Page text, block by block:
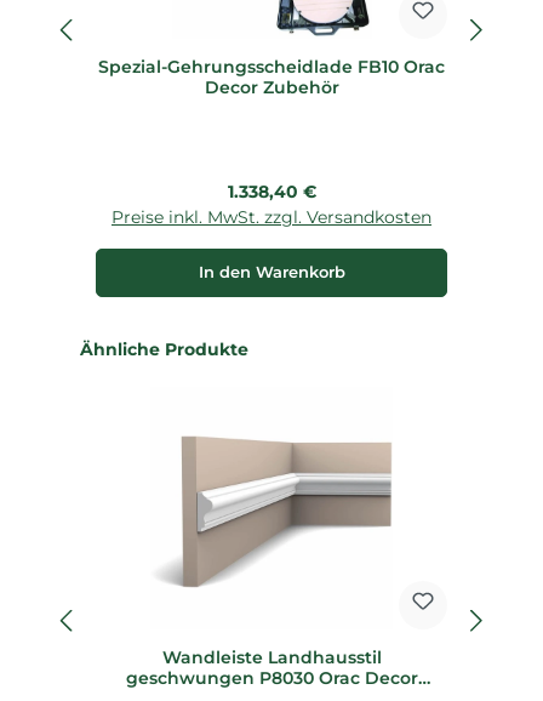
Spezial-Gehrungsscheidlade FB10 Orac
Decor Zubehör
Regulärer Preis:
1.338,40 €
Preise inkl. MwSt. zzgl. Versandkosten
In den Warenkorb
Produktgalerie überspringen
Ähnliche Produkte
Wandleiste Landhausstil
geschwungen P8030 Orac Decor